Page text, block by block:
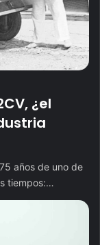
¿el
años de uno de
tiempos:…